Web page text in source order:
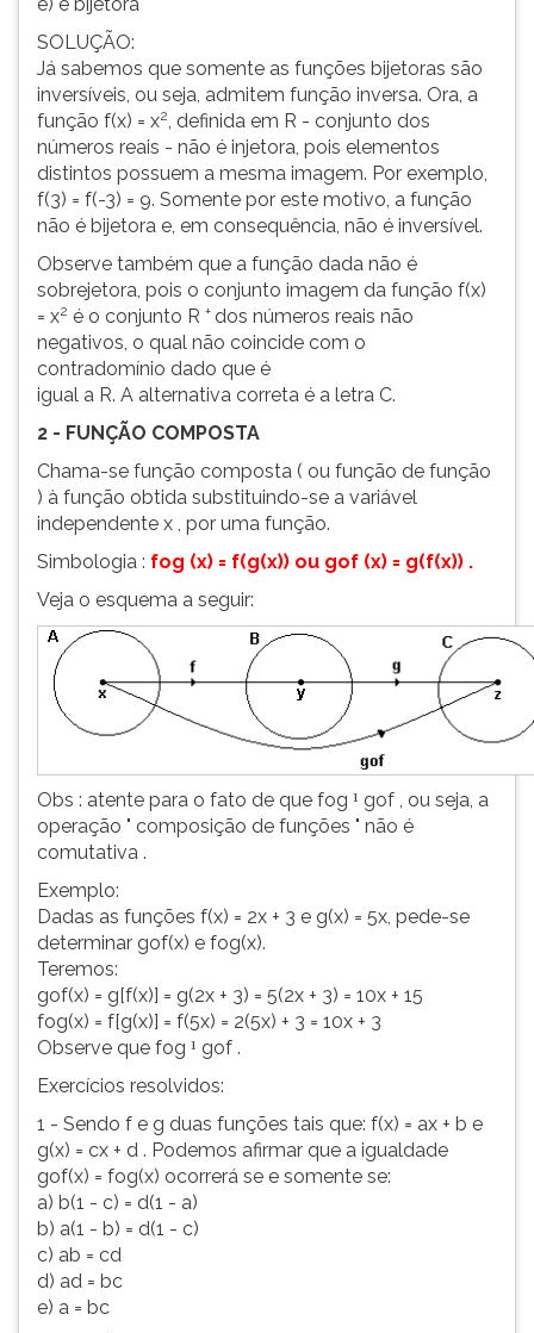
SOLUÇÃO:
Já sabemos que somente as funções bijetoras são
inversíveis, ou seja, admitem função inversa. Ora, a
função f(x) = x2, definida em R - conjunto dos
números reais - não é injetora, pois elementos
distintos possuem a mesma imagem. Por exemplo,
f(3) = f(-3) = 9. Somente por este motivo, a função
não é bijetora e, em consequência, não é inversível.
Observe também que a função dada não é
sobrejetora, pois o conjunto imagem da função f(x)
= x2 é o conjunto R + dos números reais não
negativos, o qual não coincide com o
contradomínio dado que é
igual a R. A alternativa correta é a letra C.
2 - FUNÇÃO COMPOSTA
Chama-se função composta ( ou função de função
) à função obtida substituindo-se a variável
independente x , por uma função.
Simbologia : fog (x) = f(g(x)) ou gof (x) = g(f(x)) .
Veja o esquema a seguir:
Obs : atente para o fato de que fog ¹ gof , ou seja, a
operação " composição de funções " não é
comutativa .
Exemplo:
Dadas as funções f(x) = 2x + 3 e g(x) = 5x, pede-se
determinar gof(x) e fog(x).
Teremos:
gof(x) = g[f(x)] = g(2x + 3) = 5(2x + 3) = 10x + 15
fog(x) = f[g(x)] = f(5x) = 2(5x) + 3 = 10x + 3
Observe que fog ¹ gof .
Exercícios resolvidos:
1 - Sendo f e g duas funções tais que: f(x) = ax + b e
g(x) = cx + d . Podemos afirmar que a igualdade
gof(x) = fog(x) ocorrerá se e somente se:
a) b(1 - c) = d(1 - a)
b) a(1 - b) = d(1 - c)
c) ab = cd
d) ad = bc
e) a = bc